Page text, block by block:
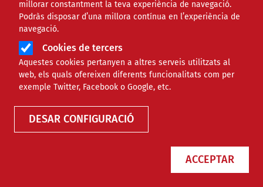
millorar constantment la teva experiència de navegació.
Podràs disposar d’una millora contínua en l’experiència de
navegació.
Cookies de tercers
Aquestes cookies pertanyen a altres serveis utilitzats al
web, els quals ofereixen diferents funcionalitats com per
exemple Twitter, Facebook o Google, etc.
DESAR CONFIGURACIÓ
ACCEPTAR